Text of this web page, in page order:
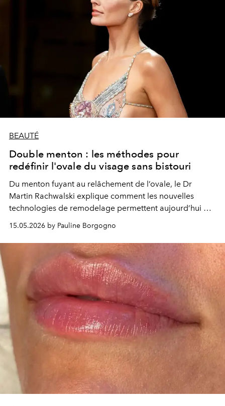
BEAUTÉ
Double menton : les méthodes pour
redéfinir l'ovale du visage sans bistouri
Du menton fuyant au relâchement de l’ovale, le Dr
Martin Rachwalski explique comment les nouvelles
technologies de remodelage permettent aujourd’hui de
recourir à un lifting traditionnel.
15.05.2026 by Pauline Borgogno